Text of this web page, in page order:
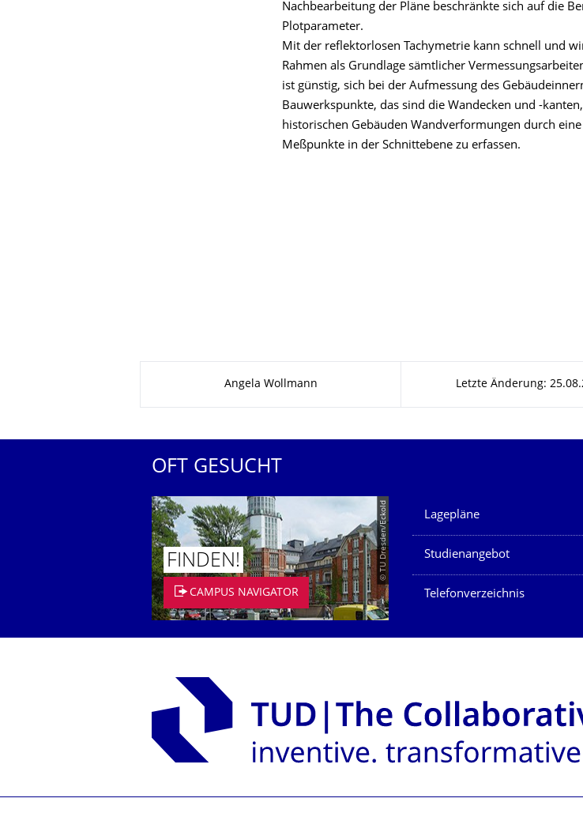
Nachbearbeitung der Pläne beschränkte sich auf die
Plotparameter.
Mit der reflektorlosen Tachymetrie kann schnell und
Rahmen als Grundlage sämtlicher
ist günstig, sich bei der Aufmessung des
Bauwerkspunkte, das sind die Wandecken und -
historischen Gebäuden Wandverformungen durch
Meßpunkte in der Schnittebene zu erfassen.
Angela Wollmann Letzte Änderung:
OFT GESUCHT
© TU Dresden/Eckold
FINDEN!
CAMPUS NAVIGATOR
Unsere Dienste
Lagepläne
Studienangebot
Telefonverzeichnis